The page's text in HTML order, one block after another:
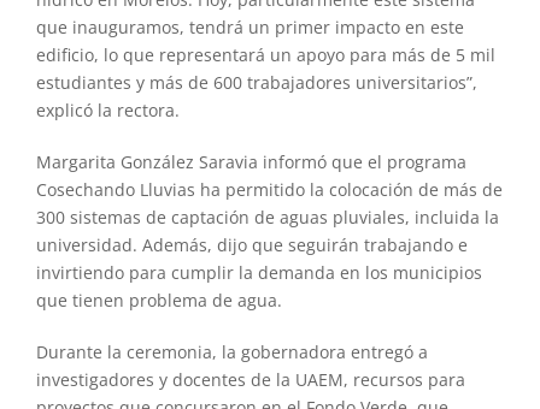
que inauguramos, tendrá un primer impacto en este
edificio, lo que representará un apoyo para más de 5 mil
estudiantes y más de 600 trabajadores universitarios”,
explicó la rectora.
Margarita González Saravia informó que el programa
Cosechando Lluvias ha permitido la colocación de más de
300 sistemas de captación de aguas pluviales, incluida la
universidad. Además, dijo que seguirán trabajando e
invirtiendo para cumplir la demanda en los municipios
que tienen problema de agua.
Durante la ceremonia, la gobernadora entregó a
investigadores y docentes de la UAEM, recursos para